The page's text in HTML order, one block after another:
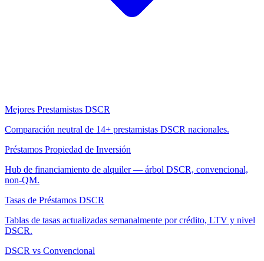
Mejores Prestamistas DSCR
Comparación neutral de 14+ prestamistas DSCR nacionales.
Préstamos Propiedad de Inversión
Hub de financiamiento de alquiler — árbol DSCR, convencional,
non-QM.
Tasas de Préstamos DSCR
Tablas de tasas actualizadas semanalmente por crédito, LTV y nivel
DSCR.
DSCR vs Convencional